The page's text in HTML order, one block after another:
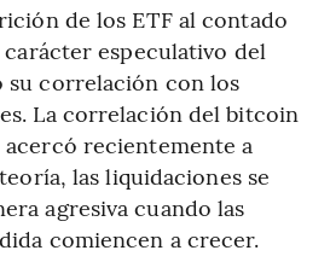
de los ETF al contado
especulativo del
correlación con los
La correlación del bitcoin
acercó recientemente a
las liquidaciones se
agresiva cuando las
comiencen a crecer.